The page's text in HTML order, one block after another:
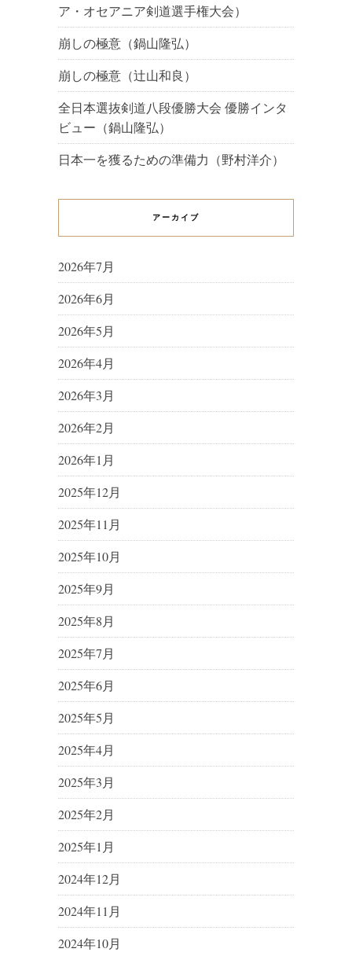
ア・オセアニア剣道選手権大会）
崩しの極意（鍋山隆弘）
崩しの極意（辻山和良）
全日本選抜剣道八段優勝大会 優勝インタ
ビュー（鍋山隆弘）
日本一を獲るための準備力（野村洋介）
アーカイブ
2026年7月
2026年6月
2026年5月
2026年4月
2026年3月
2026年2月
2026年1月
2025年12月
2025年11月
2025年10月
2025年9月
2025年8月
2025年7月
2025年6月
2025年5月
2025年4月
2025年3月
2025年2月
2025年1月
2024年12月
2024年11月
2024年10月